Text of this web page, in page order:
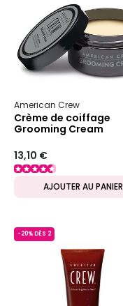
American Crew
Crème de coiffage
Grooming Cream
13,10 €
AJOUTER AU PANIER
-20% DÈS 2